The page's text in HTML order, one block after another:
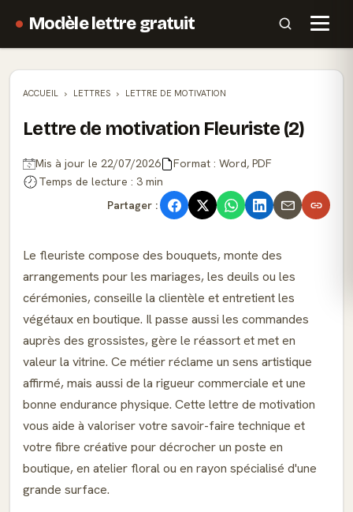
Modèle lettre gratuit
ACCUEIL LETTRES LETTRE DE MOTIVATION
Lettre de motivation Fleuriste (2)
Mis à jour le 22/07/2026
Format : Word, PDF
Temps de lecture : 3 min
Partager :
Le fleuriste compose des bouquets, monte des
arrangements pour les mariages, les deuils ou les
cérémonies, conseille la clientèle et entretient les
végétaux en boutique. Il passe aussi les commandes
auprès des grossistes, gère le réassort et met en
valeur la vitrine. Ce métier réclame un sens artistique
affirmé, mais aussi de la rigueur commerciale et une
bonne endurance physique. Cette lettre de motivation
vous aide à valoriser votre savoir-faire technique et
votre fibre créative pour décrocher un poste en
boutique, en atelier floral ou en rayon spécialisé d'une
grande surface.